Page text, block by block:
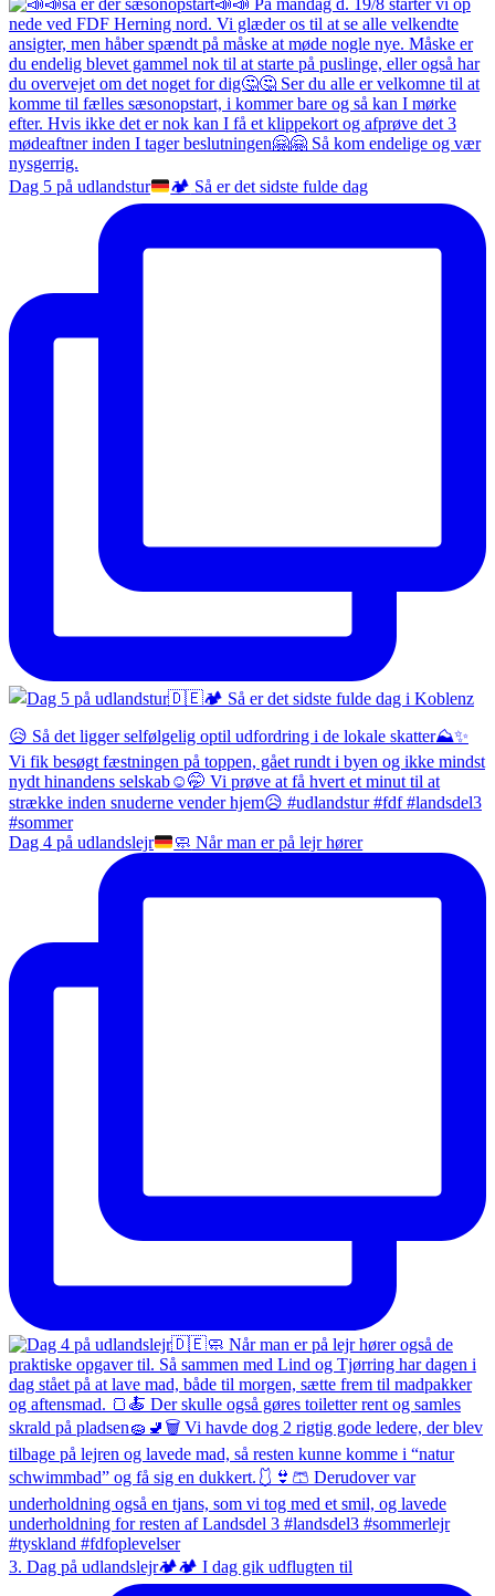
Dag 5 på udlandstur 🏕️ Så er det sidste fulde dag
Dag 4 på udlandslejr 🧼 Når man er på lejr hører
3. Dag på udlandslejr🏕️🏕️ I dag gik udflugten til